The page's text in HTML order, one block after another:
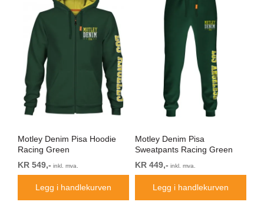
Motley Denim Pisa Hoodie
Racing Green
KR 549,- inkl. mva.
Legg i handlekurven
Motley Denim Pisa
Sweatpants Racing Green
KR 449,- inkl. mva.
Legg i handlekurven